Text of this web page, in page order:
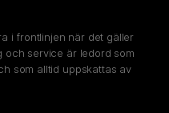
i frontlinjen när det gäller
och service är ledord som
som alltid uppskattas av